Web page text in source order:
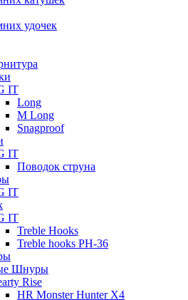
удочек
IT
Long
M Long
Snagproof
IT
Поводок струна
IT
IT
Treble Hooks
Treble hooks PH-36
Шнуры
Rise
HR Monster Hunter X4